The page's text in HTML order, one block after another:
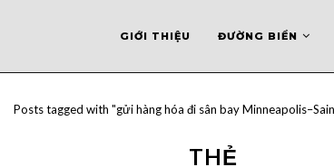
GIỚI THIỆU ĐƯỜNG BIỂN
Posts tagged with "gửi hàng hóa đi sân bay
THẺ